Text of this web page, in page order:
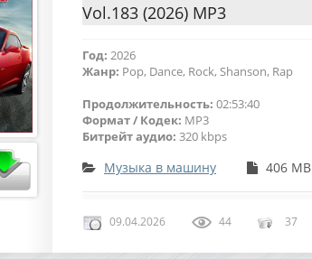
Vol.183 (2026) MP3
Год: 2026
Жанр: Pop, Dance, Rock, Shanson, Rap
Продолжительность: 02:53:40
Формат / Кодек: MP3
Битрейт аудио: 320 kbps
Музыка в машину 406 MB
09.04.2026 44 37